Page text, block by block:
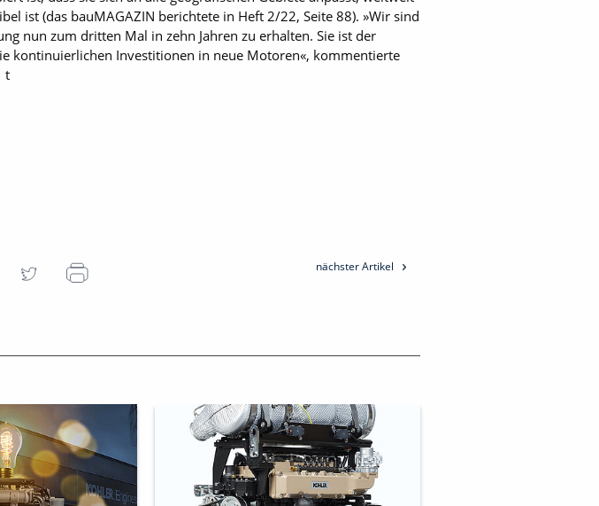
ist (das bauMAGAZIN berichtete in Heft 2/22, Seite 88). »Wir sind
nun zum dritten Mal in zehn Jahren zu erhalten. Sie ist der
kontinuierlichen Investitionen in neue Motoren«, kommentierte
t
nächster Artikel